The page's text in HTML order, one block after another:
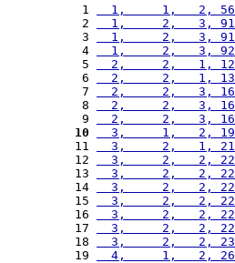
1
  1,     1,   2, 56
2
1,     2,   3,
3
1,     2,   3,
4
1,     2,   3,
5
2,     2,   1,
6
2,     2,   1,
7
2,     2,   3,
8
2,     2,   3,
9
2,     2,   3,
10
3,     1,   2,
11
3,     2,   1,
12
3,     2,   2,
13
3,     2,   2,
14
3,     2,   2,
15
3,     2,   2,
16
3,     2,   2,
17
3,     2,   2,
18
3,     2,   2,
19
4,     1,   2,